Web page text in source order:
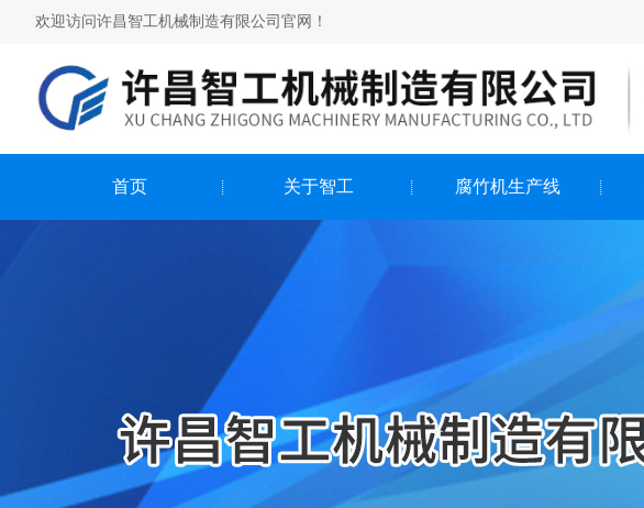
欢迎访问许昌智工机械制造有限公司官网！
首页 关于智工 腐竹机生产线